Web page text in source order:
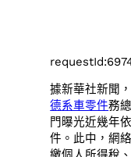
據新華社新聞
德系車零件務
門曝光近幾年
件。此中，網